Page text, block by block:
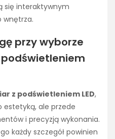
się interaktywnym
przy wyborze
z podświetleniem LED,
estetyką, ale przede
i precyzją wykonania.
każdy szczegół powinien